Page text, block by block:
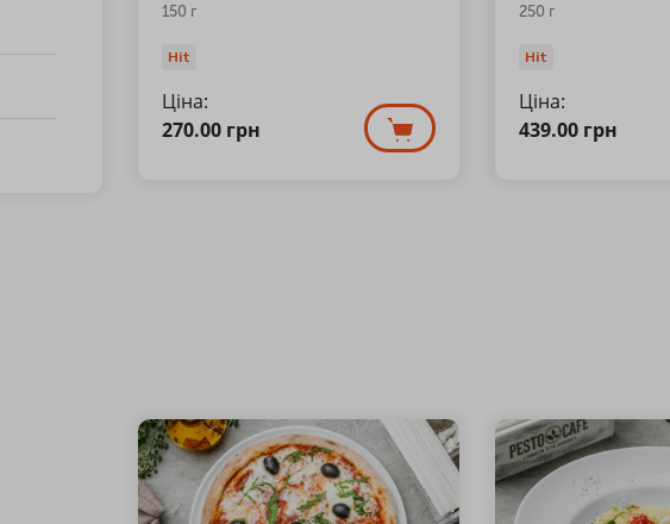
150 г
Hit
Ціна:
270.00 грн
250 г
Hit
Ціна:
439.00 грн